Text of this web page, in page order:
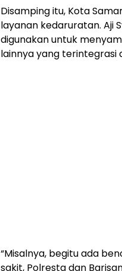
Disamping itu, Kota
layanan kedaruratan. Aji
digunakan untuk
lainnya yang terintegrasi
“Misalnya, begitu ada
sakit, Polresta dan